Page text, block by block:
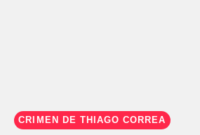
CRIMEN DE THIAGO CORREA